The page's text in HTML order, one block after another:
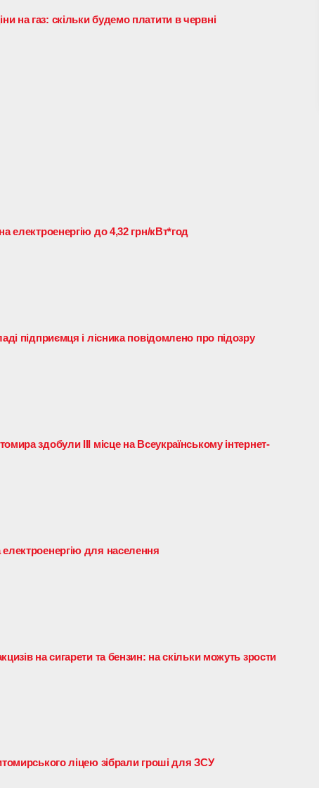
на газ: скільки будемо платити в червні
електроенергію до 4,32 грн/кВт*год
підприємця і лісника повідомлено про підозру
здобули ІІІ місце на Всеукраїнському інтернет-
для населення
на сигарети та бензин: на скільки можуть зрости
ліцею зібрали гроші для ЗСУ